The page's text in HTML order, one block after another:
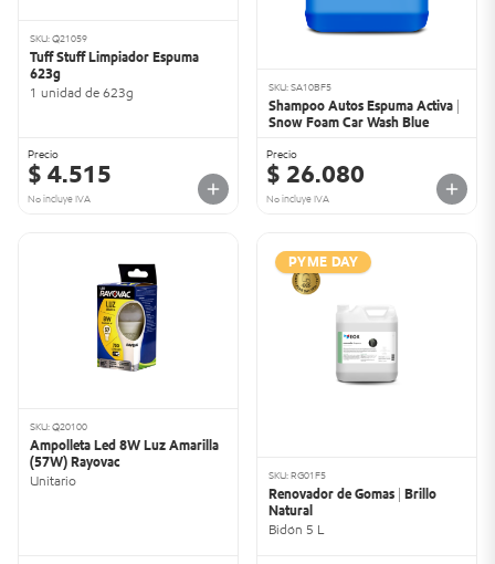
SKU: Q21059
Tuff Stuff Limpiador Espuma
623g
1 unidad de 623g
Precio
$ 4.515
No incluye IVA
SKU: SA10BF5
Shampoo Autos Espuma Activa |
Snow Foam Car Wash Blue
Precio
$ 26.080
No incluye IVA
SKU: Q20100
Ampolleta Led 8W Luz Amarilla
(57W) Rayovac
Unitario
PYME DAY
SKU: RG01F5
Renovador de Gomas | Brillo
Natural
Bidón 5 L